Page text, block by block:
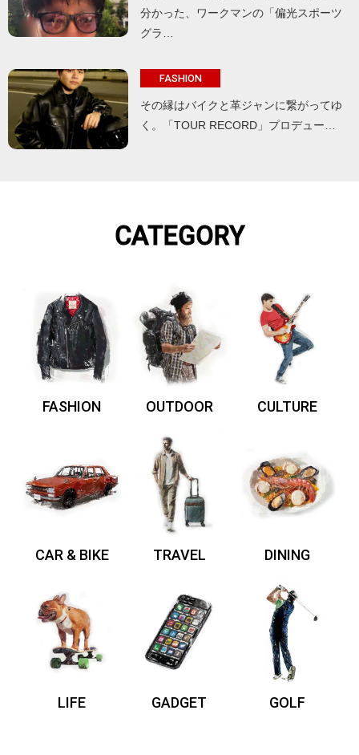
分かった、ワークマンの「偏光スポーツ
グラ…
FASHION
その縁はバイクと革ジャンに繋がってゆ
く。「TOUR RECORD」プロデュー…
CATEGORY
FASHION OUTDOOR CULTURE
CAR & BIKE TRAVEL DINING
LIFE GADGET GOLF